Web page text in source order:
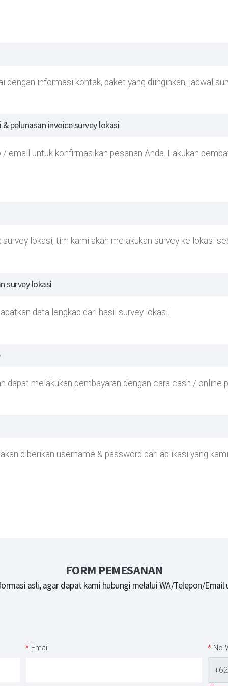
dengan informasi kontak, paket yang diinginkan, jadwal
pelunasan invoice survey lokasi
email untuk konfirmasikan pesanan Anda. Lakukan
lokasi, tim kami akan melakukan survey ke lokasi
survey lokasi
data lengkap dari hasil survey lokasi.
dapat melakukan pembayaran dengan cara cash / online
diberikan username & password dari aplikasi yang
FORM PEMESANAN
asli, agar dapat kami hubungi melalui WA/Telepon/
* Email *
+62